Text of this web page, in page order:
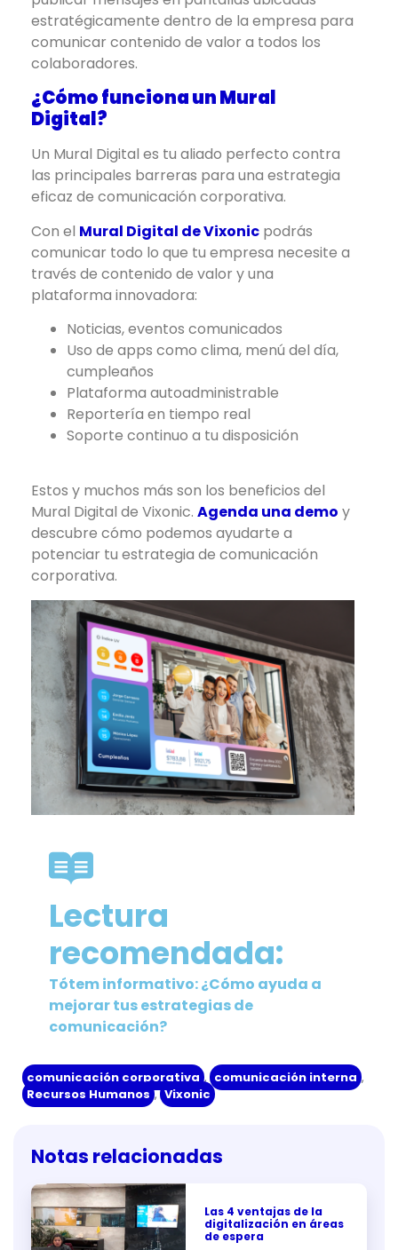
estratégicamente dentro de la empresa para
comunicar contenido de valor a todos los
colaboradores.
¿Cómo funciona un Mural
Digital?
Un Mural Digital es tu aliado perfecto contra
las principales barreras para una estrategia
eficaz de comunicación corporativa.
Con el Mural Digital de Vixonic podrás
comunicar todo lo que tu empresa necesite a
través de contenido de valor y una
plataforma innovadora:
Noticias, eventos comunicados
Uso de apps como clima, menú del día,
cumpleaños
Plataforma autoadministrable
Reportería en tiempo real
Soporte continuo a tu disposición
Estos y muchos más son los beneficios del
Mural Digital de Vixonic. Agenda una demo y
descubre cómo podemos ayudarte a
potenciar tu estrategia de comunicación
corporativa.
Lectura
recomendada:
Tótem informativo: ¿Cómo ayuda a
mejorar tus estrategias de
comunicación?
comunicación corporativa , comunicación interna ,
Recursos Humanos , Vixonic
Notas relacionadas
Las 4 ventajas de la
digitalización en áreas
de espera